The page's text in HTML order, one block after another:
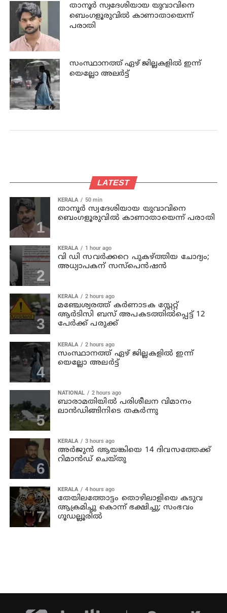
താനൂര്‍ സ്വദേശിയായ യുവാവിനെ
ബെംഗളൂരുവില്‍ കാണാതായെന്ന്
പരാതി
സംസ്ഥാനത്ത് ഏഴ് ജില്ലകളില്‍ ഇന്ന്
യെല്ലോ അലര്‍ട്ട്
LATEST
KERALA 50 min
താനൂര്‍ സ്വദേശിയായ യുവാവിനെ
ബെംഗളൂരുവില്‍ കാണാതായെന്ന് പരാതി
KERALA 1 hour ago
വി ഡി സവര്‍ക്കറെ പുകഴ്ത്തിയ ചോദ്യം;
അധ്യാപകന് സസ്പെന്‍ഷന്‍
KERALA 2 hours ago
മഞ്ചേശ്വരത്ത് കര്‍ണാടക സ്റ്റേറ്റ്
ആര്‍ടിസി ബസ് അപകടത്തില്‍പ്പെട്ട് 12
പേര്‍ക്ക് പരുക്ക്
KERALA 2 hours ago
സംസ്ഥാനത്ത് ഏഴ് ജില്ലകളില്‍ ഇന്ന്
യെല്ലോ അലര്‍ട്ട്
NATIONAL 2 hours ago
ബാരാമതിയില്‍ പരിശീലന വിമാനം
ലാന്‍ഡിങ്ങിനിടെ തകര്‍ന്നു
KERALA 3 hours ago
അര്‍ജുന്‍ ആയങ്കിയെ 14 ദിവസത്തേക്ക്
റിമാൻഡ് ചെയ്തു
KERALA 4 hours ago
തേയിലത്തോട്ടം തൊഴിലാളിയെ കടുവ
ആക്രമിച്ചു കൊന്ന് ഭക്ഷിച്ചു; സംഭവം
ഗൂഡല്ലൂരില്‍